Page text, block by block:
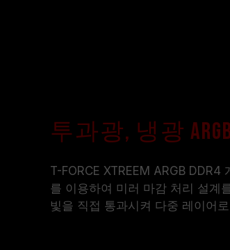
투과광, 냉광
T-FORCE XTREEM ARGB
를 이용하여 미러 마감 처리 설계
빛을 직접 통과시켜 다중 레이어